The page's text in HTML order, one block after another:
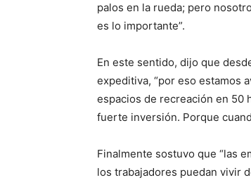
palos en la rueda; pero
es lo importante”.
En este sentido, dijo que
expeditiva, “por eso estamos
espacios de recreación en 50
fuerte inversión. Porque
Finalmente sostuvo que “las
los trabajadores puedan vivir